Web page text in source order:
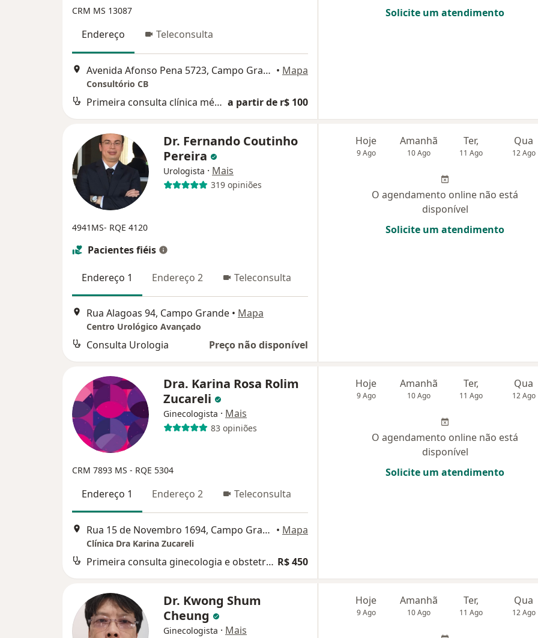
CRM MS 13087
Endereço Teleconsulta
Avenida Afonso Pena 5723, Campo Grande • Mapa
Consultório CB
Primeira consulta clínica médica a partir de r$ 100
Solicite um atendimento
Dr. Fernando Coutinho
Pereira
Urologista · Mais
319 opiniões
4941MS- RQE 4120
Pacientes fiéis
Endereço 1 Endereço 2 Teleconsulta
Rua Alagoas 94, Campo Grande • Mapa
Centro Urológico Avançado
Consulta Urologia Preço não disponível
Hoje
9 Ago
Amanhã
10 Ago
Ter,
11 Ago
Qua
12 Ago
O agendamento online não está
disponível
Solicite um atendimento
Dra. Karina Rosa Rolim
Zucareli
Ginecologista · Mais
83 opiniões
CRM 7893 MS - RQE 5304
Endereço 1 Endereço 2 Teleconsulta
Rua 15 de Novembro 1694, Campo Grande • Mapa
Clínica Dra Karina Zucareli
Primeira consulta ginecologia e obstetrícia R$ 450
Hoje
9 Ago
Amanhã
10 Ago
Ter,
11 Ago
Qua
12 Ago
O agendamento online não está
disponível
Solicite um atendimento
Dr. Kwong Shum
Cheung
Ginecologista · Mais
Hoje
9 Ago
Amanhã
10 Ago
Ter,
11 Ago
Qua
12 Ago